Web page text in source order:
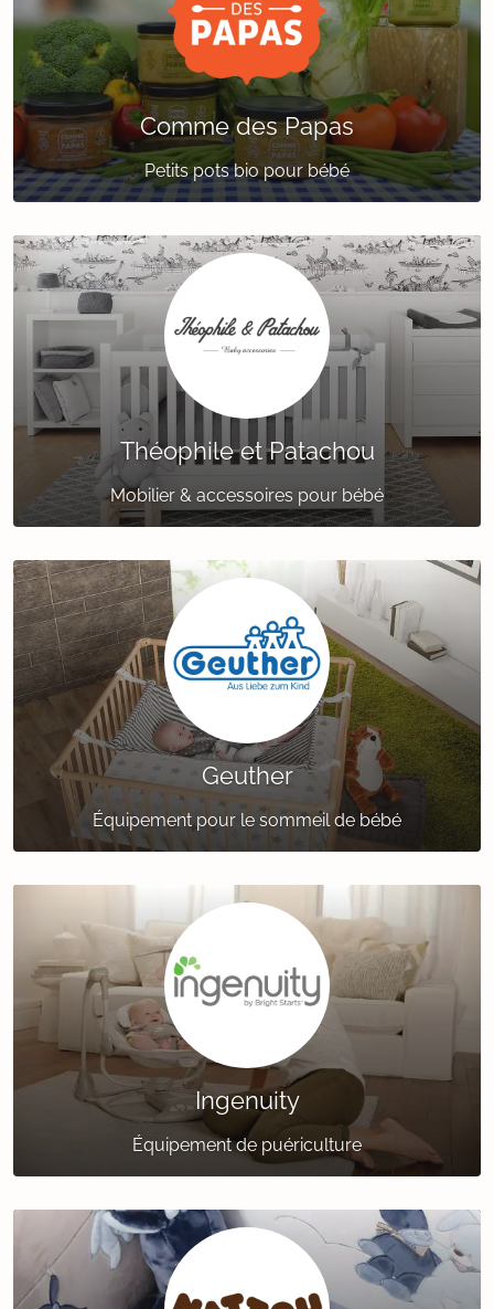
Comme des Papas
Petits pots bio pour bébé
Théophile et Patachou
Mobilier & accessoires pour bébé
Geuther
Équipement pour le sommeil de bébé
Ingenuity
Équipement de puériculture